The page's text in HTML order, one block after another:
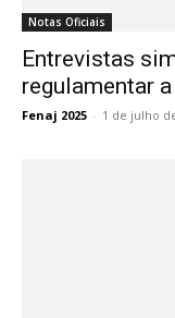
Notas Oficiais
Entrevistas
regulamentar
Fenaj 2025 - 1 de julho